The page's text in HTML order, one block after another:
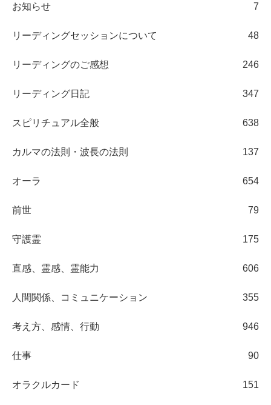
お知らせ 7
リーディングセッションについて 48
リーディングのご感想 246
リーディング日記 347
スピリチュアル全般 638
カルマの法則・波長の法則 137
オーラ 654
前世 79
守護霊 175
直感、霊感、霊能力 606
人間関係、コミュニケーション 355
考え方、感情、行動 946
仕事 90
オラクルカード 151